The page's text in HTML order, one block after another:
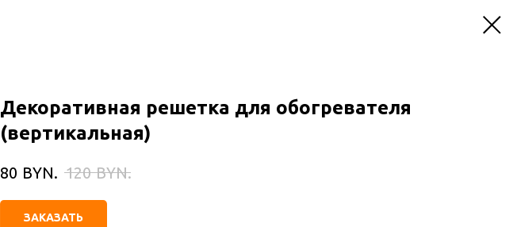
Декоративная решетка для обогревателя
(вертикальная)
80 BYN. 120 BYN.
ЗАКАЗАТЬ